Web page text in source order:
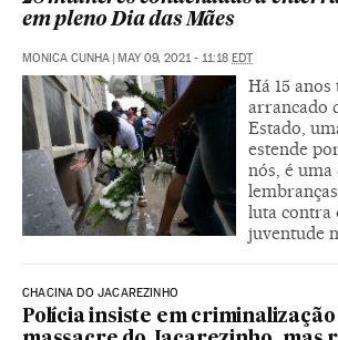
em pleno Dia das Mães
MONICA CUNHA | MAY 09, 2021 - 11:18 EDT
Há 15
arrancado
Estado,
estende
nós, é uma
luta contra
juventude
CHACINA DO JACAREZINHO
Polícia insiste em criminalização